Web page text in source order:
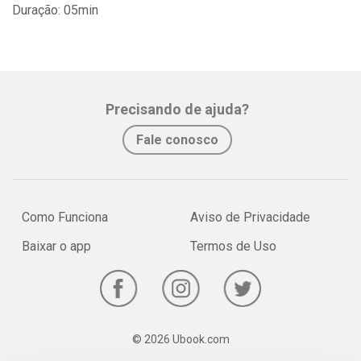
Duração: 05min
Precisando de ajuda?
Fale conosco
Como Funciona
Baixar o app
Aviso de Privacidade
Termos de Uso
© 2026 Ubook.com